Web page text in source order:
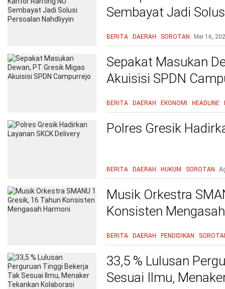
Sembayat Jadi
BERITA DAERAH SOROTAN Mei 16,
Sepakat Masukan
Akuisisi SPDN
BERITA DAERAH EKONOMI HEADLINE
Polres Gresik
BERITA DAERAH HUKUM SOROTAN
Musik Orkestra
Konsisten
BERITA DAERAH PENDIDIKAN
33,5 % Lulusan
Sesuai Ilmu,